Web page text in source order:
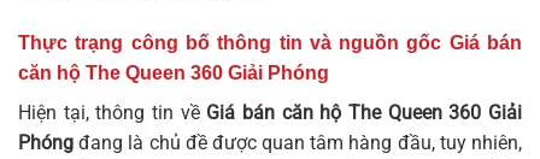
Thực trạng công bố thông tin và nguồn gốc Giá bán
căn hộ The Queen 360 Giải Phóng
Hiện tại, thông tin về Giá bán căn hộ The Queen 360 Giải
Phóng đang là chủ đề được quan tâm hàng đầu, tuy nhiên,